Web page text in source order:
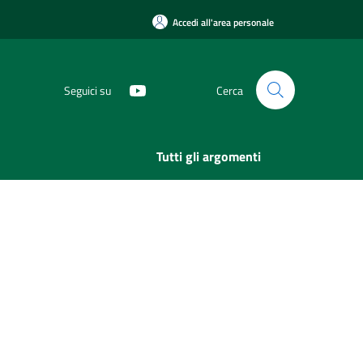
Accedi all'area personale
Seguici su Cerca
Tutti gli argomenti